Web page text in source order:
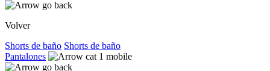
Volver
Shorts de baño Shorts de baño
Pantalones